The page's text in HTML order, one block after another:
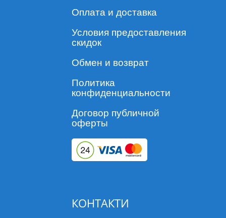
Оплата и доставка
Условия предоставления
скидок
Обмен и возврат
Политика
конфиденциальности
Договор публичной
оферты
КОНТАКТИ